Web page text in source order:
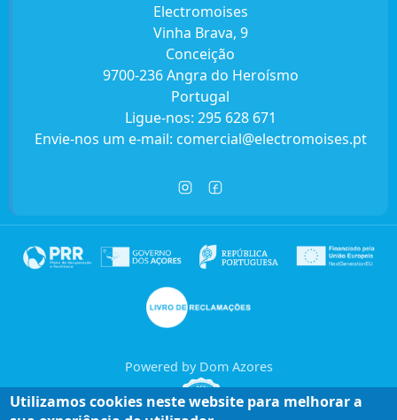
Electromoises
Vinha Brava, 9
Conceição
9700-236 Angra do Heroísmo
Portugal
Ligue-nos: 295 628 671
Envie-nos um e-mail: comercial@electromoises.pt
Powered by Dom Azores
Utilizamos cookies neste website para melhorar a